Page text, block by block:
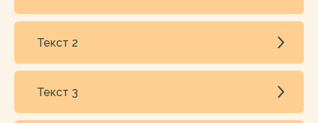
Текст 2
Текст 3